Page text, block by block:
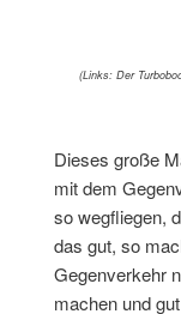
(Links: Der
Dieses große
mit dem
so wegfliegen,
das gut, so
Gegenverkehr
machen und